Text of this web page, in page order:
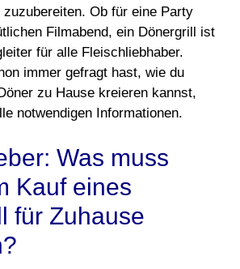
zuzubereiten. Ob für eine Party
Filmabend, ein Dönergrill ist
für alle Fleischliebhaber.
immer gefragt hast, wie du
zu Hause kreieren kannst,
notwendigen Informationen.
Was muss
Kauf eines
für Zuhause